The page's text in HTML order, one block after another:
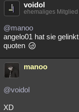
voidol
ehemaliges Mitglied
@manoo
angelo01 hat sie
quoten
manoo
@voidol
XD